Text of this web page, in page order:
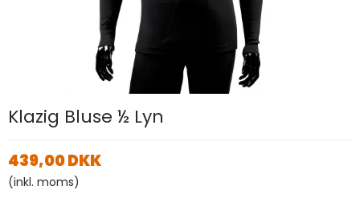
Klazig Bluse ½ Lyn
439,00 DKK
(inkl. moms)